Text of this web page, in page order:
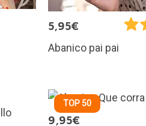
5,95€
Abanico pai pai
TOP 50
9,95€